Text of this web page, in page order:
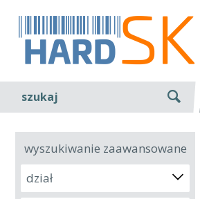
szukaj
wyszukiwanie zaawansowane
dział